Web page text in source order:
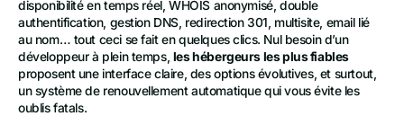
disponibilité en temps réel, WHOIS anonymisé, double
authentification, gestion DNS, redirection 301, multisite, email lié
au nom… tout ceci se fait en quelques clics. Nul besoin d’un
développeur à plein temps, les hébergeurs les plus fiables
proposent une interface claire, des options évolutives, et surtout,
un système de renouvellement automatique qui vous évite les
oublis fatals.